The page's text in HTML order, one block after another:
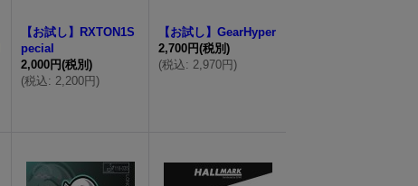
【お試し】RXTON1S
pecial
2,000円(税別)
(税込: 2,200円)
【お試し】GearHyper
2,700円(税別)
(税込: 2,970円)